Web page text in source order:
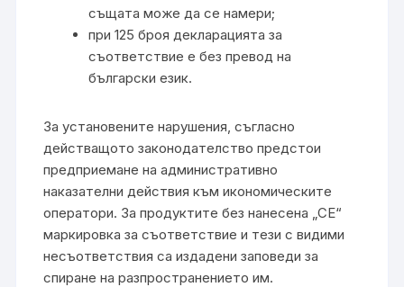
същата може да се намери;
при 125 броя декларацията за
съответствие е без превод на
български език.
За установените нарушения, съгласно
действащото законодателство предстои
предприемане на административно
наказателни действия към икономическите
оператори. За продуктите без нанесена „СЕ“
маркировка за съответствие и тези с видими
несъответствия са издадени заповеди за
спиране на разпространението им.